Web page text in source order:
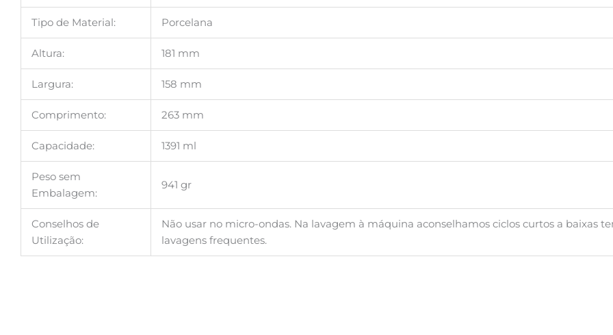
Tipo de Material: Porcelana
Altura: 181 mm
Largura: 158 mm
Comprimento: 263 mm
Capacidade: 1391 ml
Peso sem
Embalagem:
941 gr
Conselhos de
Utilização:
Não usar no micro-ondas. Na lavagem à máquina aconselhamos ciclos curtos a baixas
lavagens frequentes.